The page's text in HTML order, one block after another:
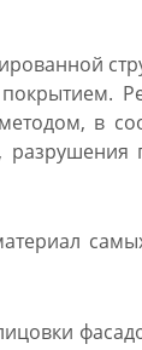
в
разрушения